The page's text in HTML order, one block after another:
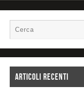
ARTICOLI RECENTI